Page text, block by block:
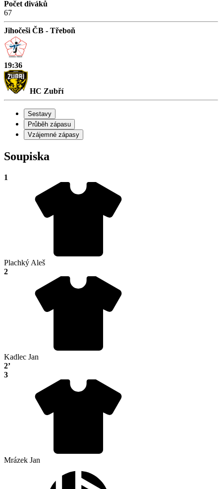
Počet diváků
67
Jihočeši ČB - Třeboň
19:36
HC Zubří
Sestavy
Průběh zápasu
Vzájemné zápasy
Soupiska
1
Plachký Aleš
2
Kadlec Jan
2’
3
Mrázek Jan